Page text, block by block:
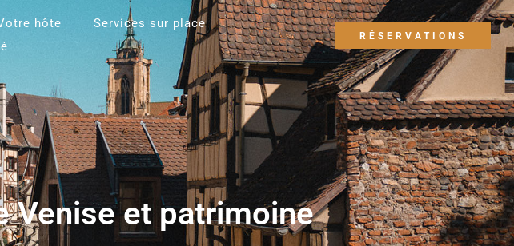
hôte
Services sur place
RÉSERVATIONS
Venise et patrimoine